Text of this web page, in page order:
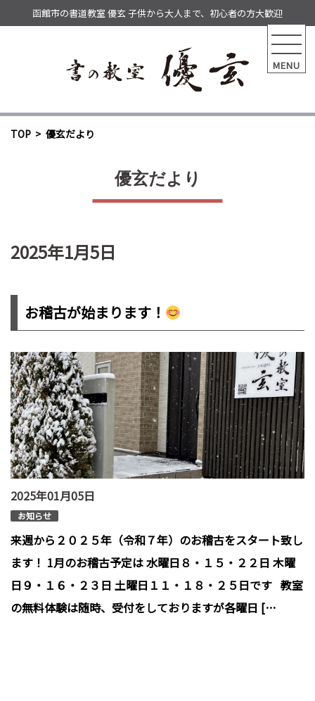
函館市の書道教室 優玄 子供から大人まで、初心者の方大歓迎
MENU
TOP 優玄だより
優玄だより
2025年1月5日
お稽古が始まります！
2025年01月05日
お知らせ
来週から２０２５年（令和７年）のお稽古をスタート致し
ます！ 1月のお稽古予定は 水曜日８・１５・２２日 木曜
日９・１６・２３日 土曜日１１・１８・２５日です 教室
の無料体験は随時、受付をしておりますが各曜日 […